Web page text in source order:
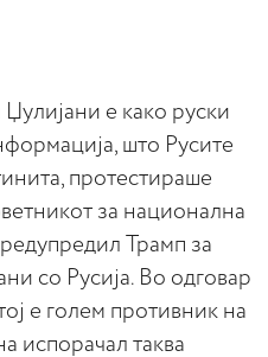
е како руски
што Русите
протестираше
за национална
Трамп за
со Русија. Во одговар
е голем противник на
испорачал таква